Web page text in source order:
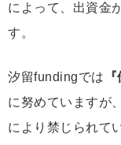
によって、出資金
す。
汐留fundingでは
に努めていますが
により禁じられて